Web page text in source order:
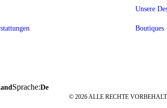
Unsere
Boutiques
Sprache:De
© 2026 ALLE RECHTE